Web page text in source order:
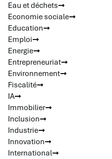
Eau et déchets
Economie sociale
Education
Emploi
Energie
Entrepreneuriat
Environnement
Fiscalité
IA
Immobilier
Inclusion
Industrie
Innovation
International